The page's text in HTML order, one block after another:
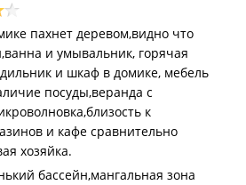
пахнет деревом,видно что
и умывальник, горячая
и шкаф в домике, мебель
посуды,веранда с
к
и кафе сравнительно
хозяйка.
бассейн,мангальная зона